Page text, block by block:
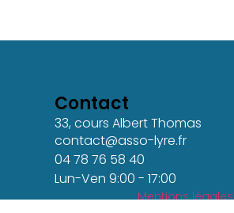
Contact
33, cours Albert Thomas
contact@asso-lyre.fr
04 78 76 58 40
Lun-Ven 9:00 - 17:00
Mentions légales